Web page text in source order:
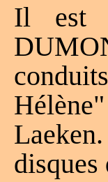
Il est
disques